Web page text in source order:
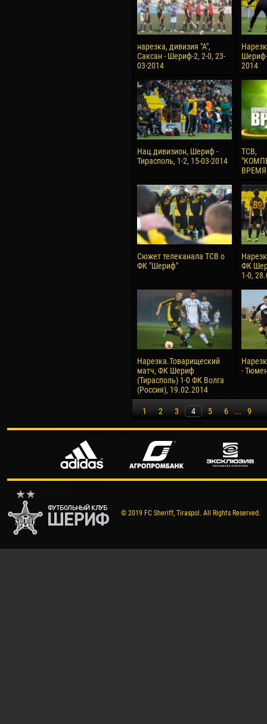
нарезка, дивизия "А",
Саксан - Шериф-2, 2-0, 23-
03-2014
Шериф-
2014
Нац.дивизион, Шериф -
Тирасполь, 1-2, 15-03-2014
ТСВ,
Сюжет телеканала ТСВ о
ФК "Шериф"
ФК
1-0,
Нарезка.Товарищеский
матч, ФК Шериф
(Тирасполь) 1-0 ФК Волга
(Россия), 19.02.2014
-
1 2 3 4 5 6 ... 9
© 2019 FC Sheriff, Tiraspol. All Rights Reserved.